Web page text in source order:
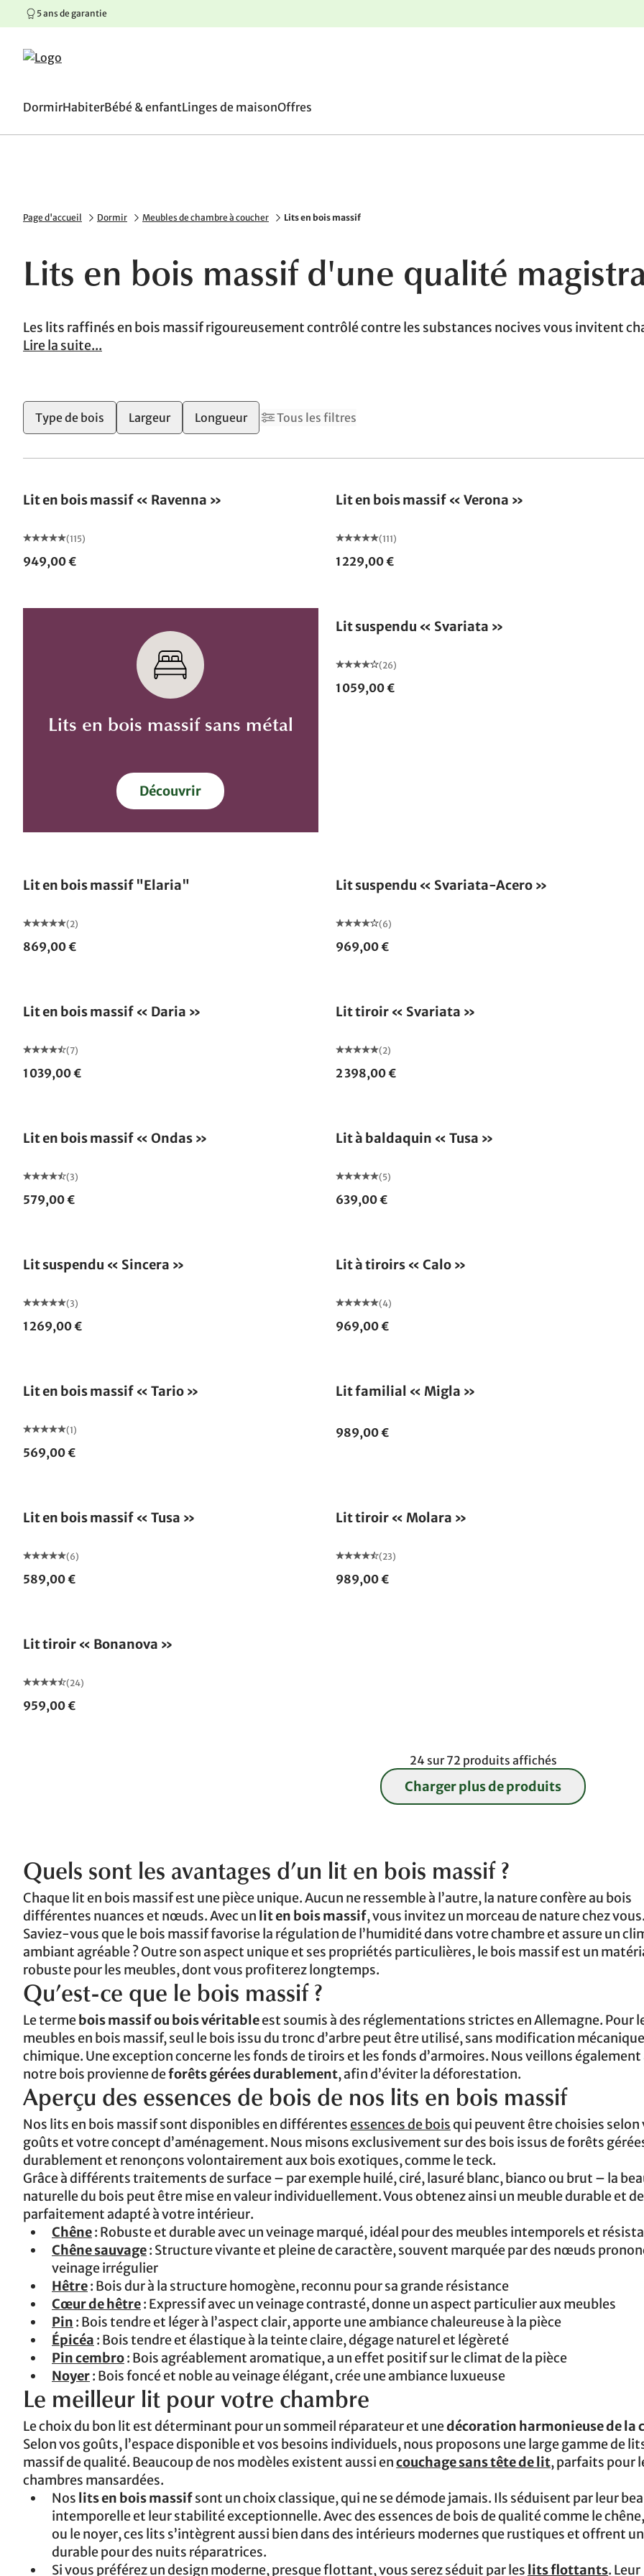
Aller au contenu principal
Aller à la navigation principale
Aller au pied de page
5 ans de garantie
DormirHabiterBébé & enfantLinges de maisonOffres
Page d'accueil Dormir Meubles de chambre à coucher Lits en bois massif
Lits en bois massif d'une qualité
Les lits raffinés en bois massif rigoureusement contrôlé contre les substances nocives vous invitent
Lire la suite...
Type de bois Largeur Longueur Tous les filtres
Lit en bois massif « Ravenna »
(115)
949,00 €
Lit en bois massif « Verona »
(111)
1 229,00 €
Lits en bois massif sans métal
Découvrir
Lit suspendu « Svariata »
(26)
1 059,00 €
Lit en bois massif "Elaria"
(2)
869,00 €
Lit suspendu « Svariata-Acero »
(6)
969,00 €
Lit en bois massif « Daria »
(7)
1 039,00 €
Lit tiroir « Svariata »
(2)
2 398,00 €
Lit en bois massif « Ondas »
(3)
579,00 €
Lit à baldaquin « Tusa »
(5)
639,00 €
Lit suspendu « Sincera »
(3)
1 269,00 €
Lit à tiroirs « Calo »
(4)
969,00 €
Lit en bois massif « Tario »
(1)
569,00 €
Lit familial « Migla »
989,00 €
Lit en bois massif « Tusa »
(6)
589,00 €
Lit tiroir « Molara »
(23)
989,00 €
Lit tiroir « Bonanova »
(24)
959,00 €
24 sur 72 produits affichés
Charger plus de produits
Quels sont les avantages d’un lit en bois massif ?
Chaque lit en bois massif est une pièce unique. Aucun ne ressemble à l’autre, la nature confère au bois
différentes nuances et nœuds. Avec un lit en bois massif, vous invitez un morceau de nature chez
Saviez-vous que le bois massif favorise la régulation de l’humidité dans votre chambre et assure un
ambiant agréable ? Outre son aspect unique et ses propriétés particulières, le bois massif est un
robuste pour les meubles, dont vous profiterez longtemps.
Qu’est-ce que le bois massif ?
Le termebois massif ou bois véritableest soumis à des réglementations strictes en Allemagne. Pour
meubles en bois massif, seul le bois issu du tronc d’arbre peut être utilisé, sans modification
chimique. Une exception concerne les fonds de tiroirs et les fonds d’armoires. Nous veillons également
notre bois provienne deforêts gérées durablement, afin d’éviter la déforestation.
Aperçu des essences de bois de nos lits en bois massif
Nos lits en bois massif sont disponibles en différentes essences de boisqui peuvent être choisies selon
goûts et votre concept d’aménagement. Nous misons exclusivement sur des bois issus de forêts
durablement et renonçons volontairement aux bois exotiques, comme le teck.
Grâce à différents traitements de surface – par exemple huilé, ciré, lasuré blanc, bianco ou brut – la
naturelle du bois peut être mise en valeur individuellement. Vous obtenez ainsi un meuble durable et
parfaitement adapté à votre intérieur.
Chêne: Robuste et durable avec un veinage marqué, idéal pour des meubles intemporels et
Chêne sauvage: Structure vivante et pleine de caractère, souvent marquée par des nœuds
veinage irrégulier
Hêtre: Bois dur à la structure homogène, reconnu pour sa grande résistance
Cœur de hêtre: Expressif avec un veinage contrasté, donne un aspect particulier aux meubles
Pin : Bois tendre et léger à l’aspect clair, apporte une ambiance chaleureuse à la pièce
Épicéa : Bois tendre et élastique à la teinte claire, dégage naturel et légèreté
Pin cembro: Bois agréablement aromatique, a un effet positif sur le climat de la pièce
Noyer: Bois foncé et noble au veinage élégant, crée une ambiance luxueuse
Le meilleur lit pour votre chambre
Le choix du bon lit est déterminant pour un sommeil réparateur et unedécoration harmonieuse de la
Selon vos goûts, l’espace disponible et vos besoins individuels, nous proposons une large gamme de
massif de qualité. Beaucoup de nos modèles existent aussi encouchage sans tête de lit, parfaits pour
chambres mansardées.
Nos lits en bois massifsont un choix classique, qui ne se démode jamais. Ils séduisent par leur
intemporelle et leur stabilité exceptionnelle. Avec des essences de bois de qualité comme le
ou le noyer, ces lits s’intègrent aussi bien dans des intérieurs modernes que rustiques et offrent
durable pour des nuits réparatrices.
Si vous préférez un design moderne, presque flottant, vous serez séduit par les lits flottants. Leur